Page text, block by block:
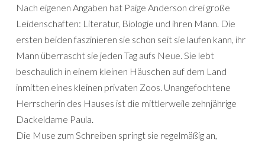
Nach eigenen Angaben hat Paige Anderson drei große
Leidenschaften: Literatur, Biologie und ihren Mann. Die
ersten beiden faszinieren sie schon seit sie laufen kann, ihr
Mann überrascht sie jeden Tag aufs Neue. Sie lebt
beschaulich in einem kleinen Häuschen auf dem Land
inmitten eines kleinen privaten Zoos. Unangefochtene
Herrscherin des Hauses ist die mittlerweile zehnjährige
Dackeldame Paula.
Die Muse zum Schreiben springt sie regelmäßig an,